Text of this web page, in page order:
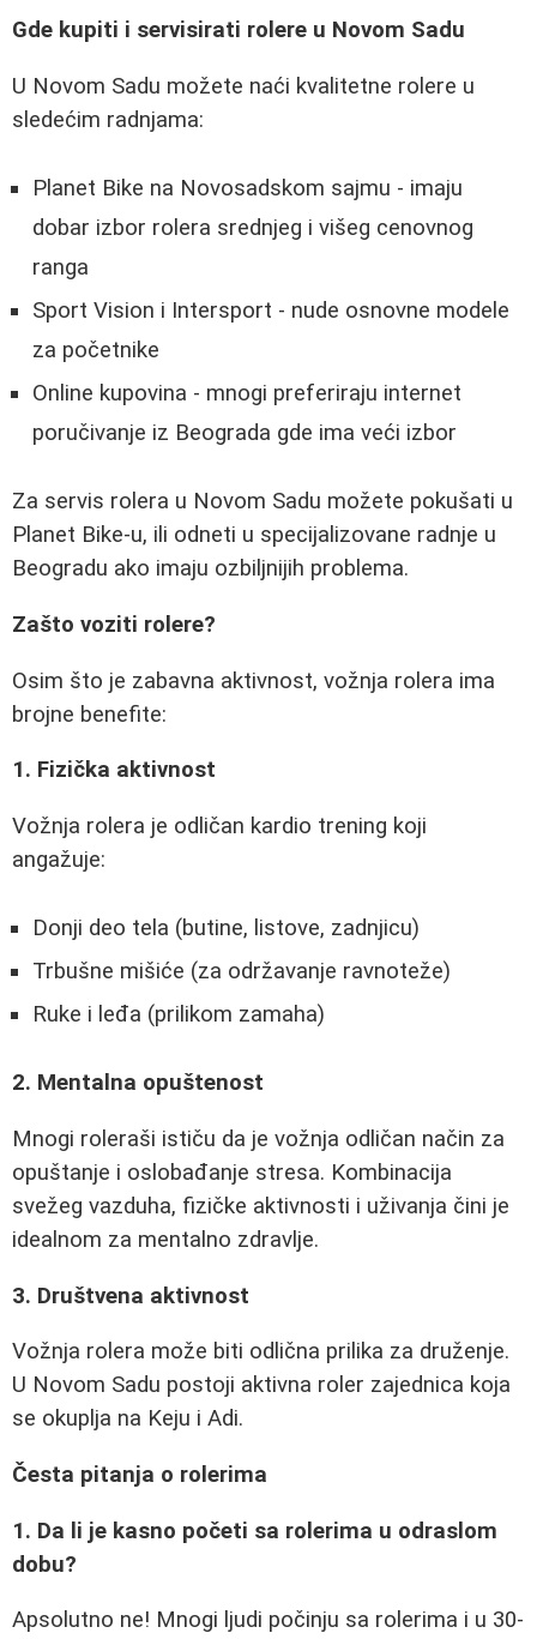
Gde kupiti i servisirati rolere u Novom Sadu
U Novom Sadu možete naći kvalitetne rolere u
sledećim radnjama:
Planet Bike na Novosadskom sajmu - imaju
dobar izbor rolera srednjeg i višeg cenovnog
ranga
Sport Vision i Intersport - nude osnovne modele
za početnike
Online kupovina - mnogi preferiraju internet
poručivanje iz Beograda gde ima veći izbor
Za servis rolera u Novom Sadu možete pokušati u
Planet Bike-u, ili odneti u specijalizovane radnje u
Beogradu ako imaju ozbiljnijih problema.
Zašto voziti rolere?
Osim što je zabavna aktivnost, vožnja rolera ima
brojne benefite:
1. Fizička aktivnost
Vožnja rolera je odličan kardio trening koji
angažuje:
Donji deo tela (butine, listove, zadnjicu)
Trbušne mišiće (za održavanje ravnoteže)
Ruke i leđa (prilikom zamaha)
2. Mentalna opuštenost
Mnogi roleraši ističu da je vožnja odličan način za
opuštanje i oslobađanje stresa. Kombinacija
svežeg vazduha, fizičke aktivnosti i uživanja čini je
idealnom za mentalno zdravlje.
3. Društvena aktivnost
Vožnja rolera može biti odlična prilika za druženje.
U Novom Sadu postoji aktivna roler zajednica koja
se okuplja na Keju i Adi.
Česta pitanja o rolerima
1. Da li je kasno početi sa rolerima u odraslom
dobu?
Apsolutno ne! Mnogi ljudi počinju sa rolerima i u 30-